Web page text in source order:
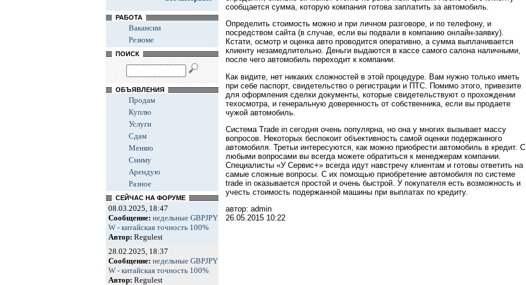
РАБОТА
Вакансии
Резюме
ПОИСК
ОБЪЯВЛЕНИЯ
Продам
Куплю
Услуги
Сдам
Меняю
Сниму
Арендую
Разное
СЕЙЧАС НА ФОРУМЕ
08.03.2025, 18:47
Сообщение: недельные GBPJPY
W - китайская точность 100%
Автор: Regulest
28.02.2025, 18:37
Сообщение: недельные GBPJPY
W - китайская точность 100%
Автор: Regulest
сообщается сумма, которую компания готова заплатить за автомобиль.
Определить стоимость можно и при личном разговоре, и по телефону, и
посредством сайта (в случае, если вы подвали в компанию онлайн-заявку).
Кстати, осмотр и оценка авто проводится оперативно, а сумма выплачивается
клиенту незамедлительно. Деньги выдаются в кассе самого салона наличными,
после чего автомобиль переходит к компании.
Как видите, нет никаких сложностей в этой процедуре. Вам нужно только иметь
при себе паспорт, свидетельство о регистрации и ПТС. Помимо этого, привезите
для оформления сделки документы, которые свидетельствуют о прохождении
техосмотра, и генеральную доверенность от собственника, если вы продаете
чужой автомобиль.
Система Trade in сегодня очень популярна, но она у многих вызывает массу
вопросов. Некоторых беспокоит объективность самой оценки подержанного
автомобиля. Третьи интересуются, как можно приобрести автомобиль в кредит. С
любыми вопросами вы всегда можете обратиться к менеджерам компании.
Специалисты «У Сервис+» всегда идут навстречу клиентам и готовы ответить на
самые сложные вопросы. С их помощью приобретение автомобиля по системе
trade in оказывается простой и очень быстрой. У покупателя есть возможность и
учесть стоимость подержанной машины при выплатах по кредиту.
автор: admin
26.05.2015 10:22